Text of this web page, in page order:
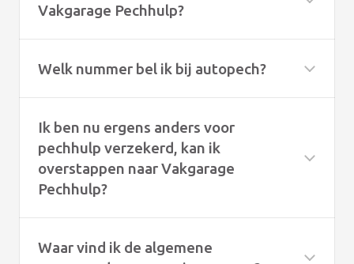
Vakgarage Pechhulp?
Welk nummer bel ik bij autopech?
Ik ben nu ergens anders voor
pechhulp verzekerd, kan ik
overstappen naar Vakgarage
Pechhulp?
Waar vind ik de algemene